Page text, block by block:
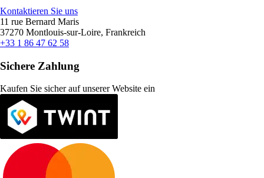
Kontaktieren Sie uns
11 rue Bernard Maris
37270 Montlouis-sur-Loire, Frankreich
+33 1 86 47 62 58
Sichere Zahlung
Kaufen Sie sicher auf unserer Website ein